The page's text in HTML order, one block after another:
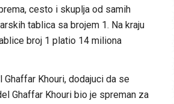
cesto i skuplja od samih
tablica sa brojem 1. Na kraju
broj 1 platio 14 miliona
Ghaffar Khouri, dodajuci da se
Ghaffar Khouri bio je spreman za